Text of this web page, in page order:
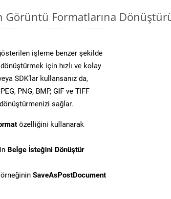
Görüntü Formatlarına
işleme benzer şekilde
için hızlı ve kolay
SDK’lar kullansanız da,
PNG, BMP, GIF ve TIFF
sağlar.
özelliğini kullanarak
Belge İsteğini Dönüştür
örneğinin SaveAsPostDocument